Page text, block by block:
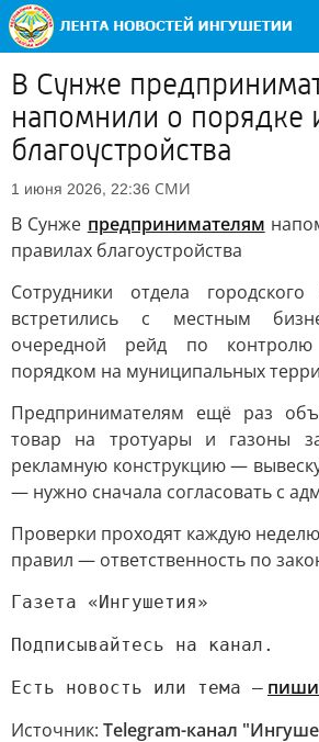
В Сунже
напомнили о порядке
благоустройства
1 июня 2026, 22:36 СМИ
В Сунже предпринимателям
правилах благоустройства
Сотрудники отдела
встретились с местным
очередной рейд по
порядком на муниципальных
Предпринимателям ещё раз
товар на тротуары и газоны
рекламную конструкцию —
— нужно сначала согласовать с
Проверки проходят каждую
правил — ответственность по
Газета «Ингушетия»
Подписывайтесь на канал.
Есть новость или тема —
Источник: Telegram-канал